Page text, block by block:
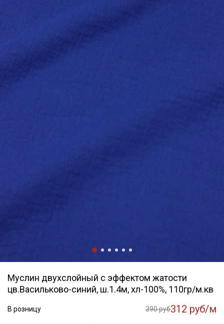
Муслин двухслойный с эффектом жатости
цв.Васильково-синий, ш.1.4м, хл-100%, 110гр/м.кв
В розницу 390 руб312 руб/м